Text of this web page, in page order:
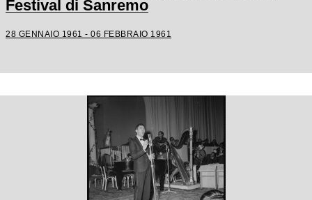
Festival di Sanremo
28 GENNAIO 1961 - 06 FEBBRAIO 1961